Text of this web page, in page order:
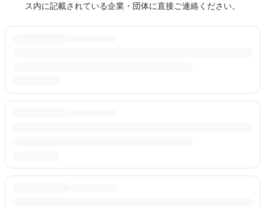
ス内に記載されている企業・団体に直接ご連絡ください。